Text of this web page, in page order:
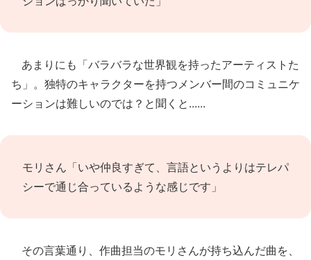
あまりにも「バラバラな世界観を持ったアーティストた
ち」。独特のキャラクターを持つメンバー間のコミュニケ
ーションは難しいのでは？と聞くと......
モリさん「いや仲良すぎて、言語というよりはテレパ
シーで通じ合っているような感じです」
その言葉通り、作曲担当のモリさんが持ち込んだ曲を、